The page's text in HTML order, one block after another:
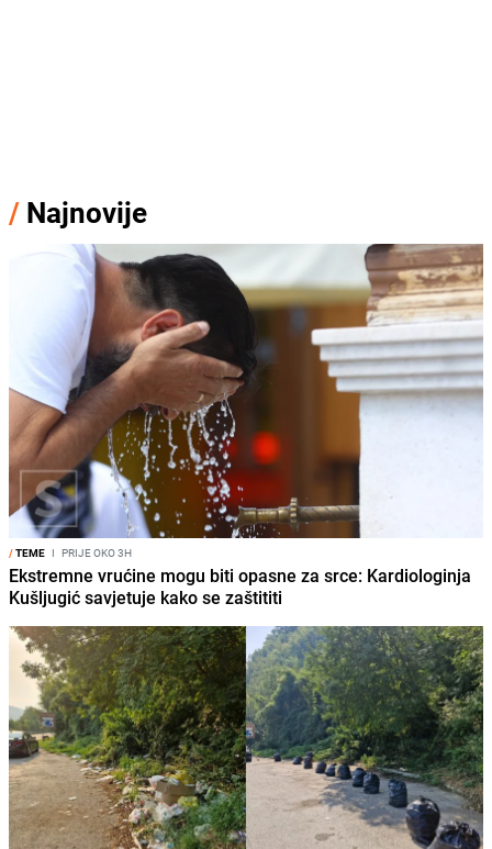
/ Najnovije
/TEME I PRIJE OKO 3H
Ekstremne vrućine mogu biti opasne za srce: Kardiologinja
Kušljugić savjetuje kako se zaštititi